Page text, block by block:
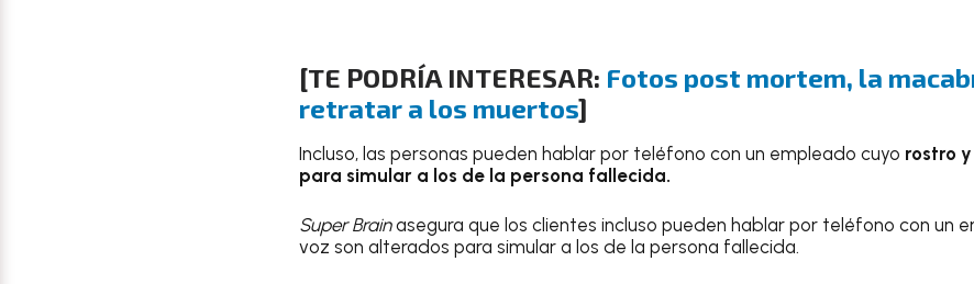
[TE PODRÍA INTERESAR: Fotos post mortem, la
retratar a los muertos]
Incluso, las personas pueden hablar por teléfono con un empleado cuyo rostro
para simular a los de la persona fallecida.
Super Brainasegura que los clientes incluso pueden hablar por teléfono con un
voz son alterados para simular a los de la persona fallecida.